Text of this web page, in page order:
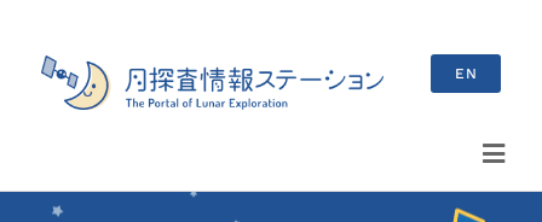
content
EN